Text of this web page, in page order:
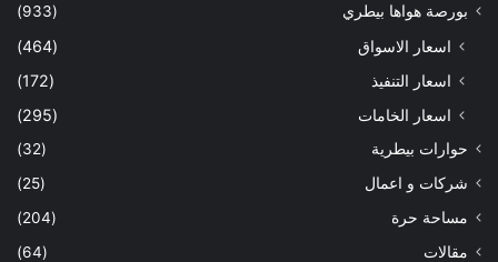
بورصة هواها بيطري (933)
اسعار الاسواق
(464)
اسعار التنفيذ
(172)
اسعار الخامات
(295)
حوارات بيطرية
(32)
شركات و اعمال
(25)
مساحة حرة
(204)
مقالات
(64)